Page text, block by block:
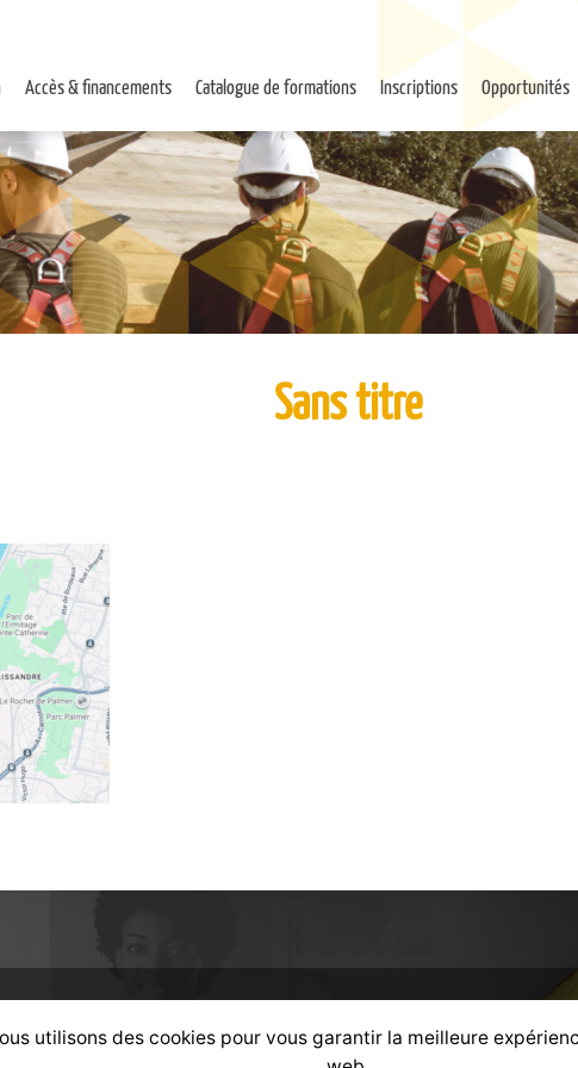
Accès & financements Catalogue de formations Inscriptions Opportunités
Sans titre
utilisons des cookies pour vous garantir la meilleure